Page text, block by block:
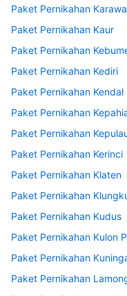
Paket Pernikahan
Paket Pernikahan Kaur
Paket Pernikahan
Paket Pernikahan Kediri
Paket Pernikahan Kendal
Paket Pernikahan
Paket Pernikahan
Paket Pernikahan Kerinci
Paket Pernikahan Klaten
Paket Pernikahan
Paket Pernikahan Kudus
Paket Pernikahan Kulon
Paket Pernikahan
Paket Pernikahan